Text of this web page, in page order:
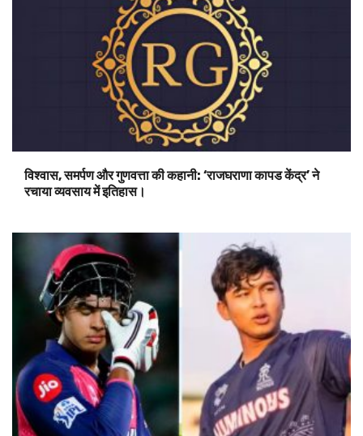
विश्वास, समर्पण और गुणवत्ता की कहानी: ‘राजघराणा कापड केंद्र’ ने
रचाया व्यवसाय में इतिहास।